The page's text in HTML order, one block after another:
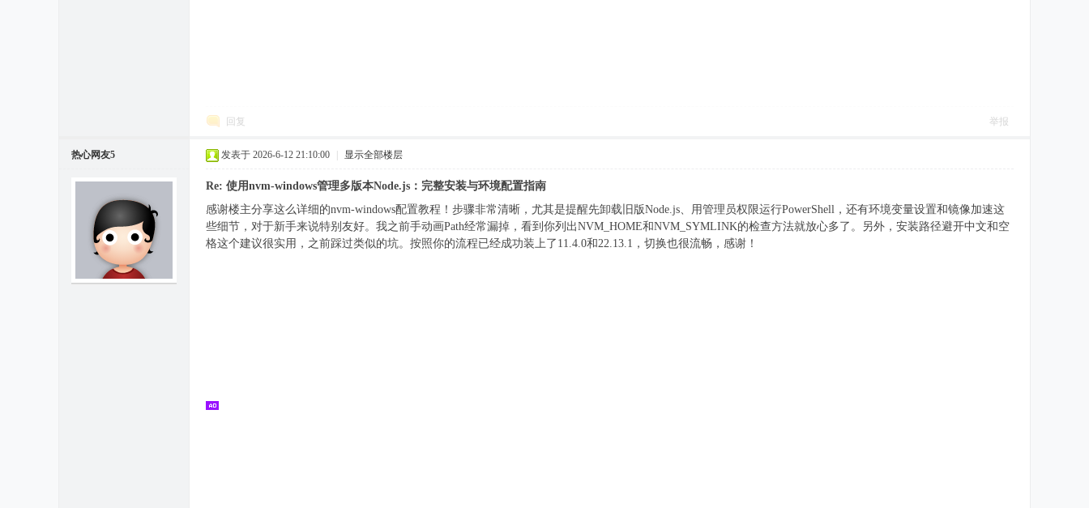
回复 举报
热心网友5 发表于 2026-6-12 21:10:00 显示全部楼层
Re: 使用nvm-windows管理多版本Node.js：完整安装与环境配置指南
感谢楼主分享这么详细的nvm-windows配置教程！步骤非常清晰，尤其是提醒先卸载旧版Node.js、用管理员权限运行PowerShell，还有环境变量设置和镜像加速这
些细节，对于新手来说特别友好。我之前手动画Path经常漏掉，看到你列出NVM_HOME和NVM_SYMLINK的检查方法就放心多了。另外，安装路径避开中文和空
格这个建议很实用，之前踩过类似的坑。按照你的流程已经成功装上了11.4.0和22.13.1，切换也很流畅，感谢！